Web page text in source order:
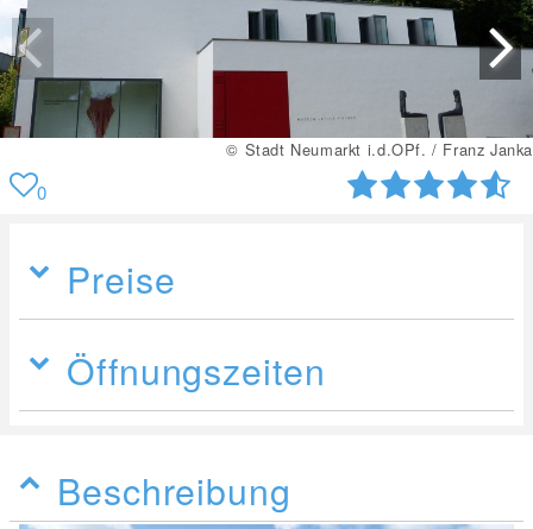
© Stadt Neumarkt i.d.OPf. / Franz Janka
0
Preise
Öffnungszeiten
Beschreibung